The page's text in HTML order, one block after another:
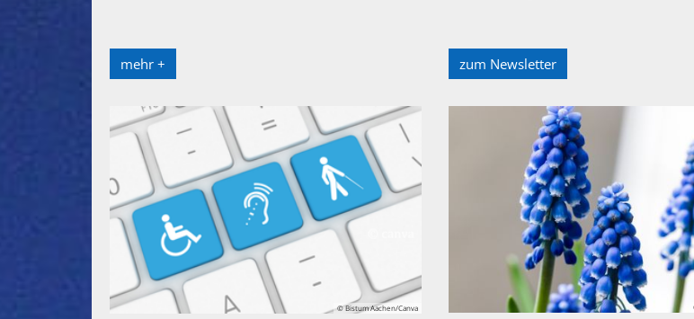
mehr + zum Newsletter
© Bistum Aachen/Canva